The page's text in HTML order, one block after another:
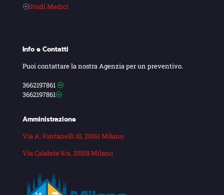
Studi Medici
Info e Contatti
Puoi contattare la nostra Agenzia per un preventivo.
3662197861
3662197861
Amministrazione
Via A. Fontanelli 10, 20161 Milano
Via Calabria 9/a, 20158 Milano